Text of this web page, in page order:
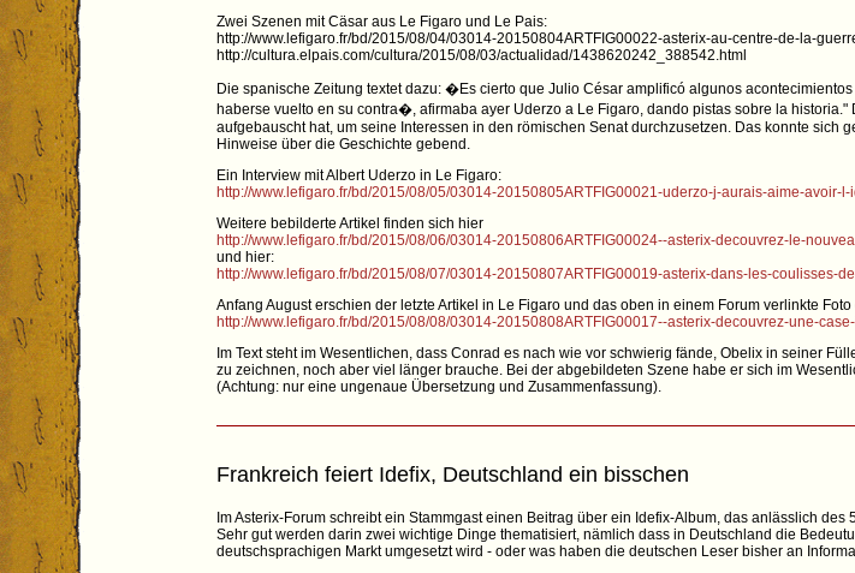
Zwei Szenen mit Cäsar aus Le Figaro und Le Pais:
http://www.lefigaro.fr/bd/2015/08/04/03014-20150804ARTFIG00022-asterix-au-centre-de-la-
http://cultura.elpais.com/cultura/2015/08/03/actualidad/1438620242_388542.html
Die spanische Zeitung textet dazu: �Es cierto que Julio César amplificó algunos
haberse vuelto en su contra�, afirmaba ayer Uderzo a Le Figaro, dando pistas sobre la
aufgebauscht hat, um seine Interessen in den römischen Senat durchzusetzen. Das konnte sich
Hinweise über die Geschichte gebend.
Ein Interview mit Albert Uderzo in Le Figaro:
http://www.lefigaro.fr/bd/2015/08/05/03014-20150805ARTFIG00021-uderzo-j-aurais-aime-avoir-
Weitere bebilderte Artikel finden sich hier
http://www.lefigaro.fr/bd/2015/08/06/03014-20150806ARTFIG00024--asterix-decouvrez-le-
und hier:
http://www.lefigaro.fr/bd/2015/08/07/03014-20150807ARTFIG00019-asterix-dans-les-coulisses-
Anfang August erschien der letzte Artikel in Le Figaro und das oben in einem Forum verlinkte
http://www.lefigaro.fr/bd/2015/08/08/03014-20150808ARTFIG00017--asterix-decouvrez-une-
Im Text steht im Wesentlichen, dass Conrad es nach wie vor schwierig fände, Obelix in seiner
zu zeichnen, noch aber viel länger brauche. Bei der abgebildeten Szene habe er sich im
(Achtung: nur eine ungenaue Übersetzung und Zusammenfassung).
Frankreich feiert Idefix, Deutschland ein bisschen
Im Asterix-Forum schreibt ein Stammgast einen Beitrag über ein Idefix-Album, das anlässlich
Sehr gut werden darin zwei wichtige Dinge thematisiert, nämlich dass in Deutschland die
deutschsprachigen Markt umgesetzt wird - oder was haben die deutschen Leser bisher an